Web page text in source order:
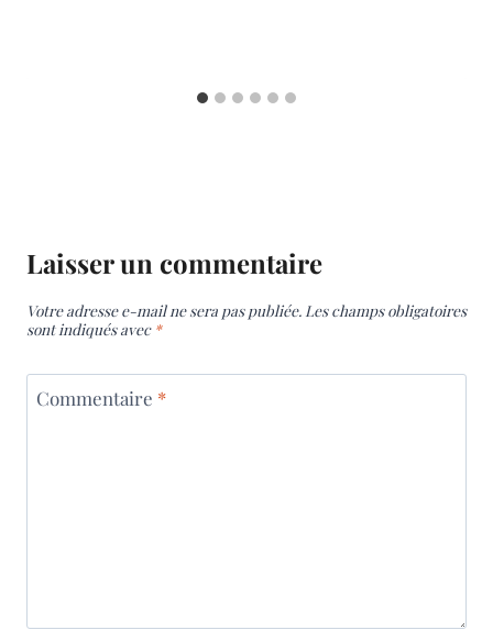
Laisser un commentaire
Votre adresse e-mail ne sera pas publiée. Les champs obligatoires
sont indiqués avec *
Commentaire *